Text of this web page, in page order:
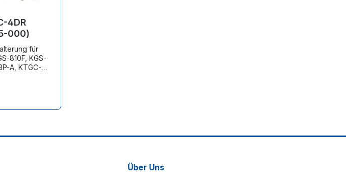
4DR
000)
für
810F, KGS-
A, KTGC-
Über Uns